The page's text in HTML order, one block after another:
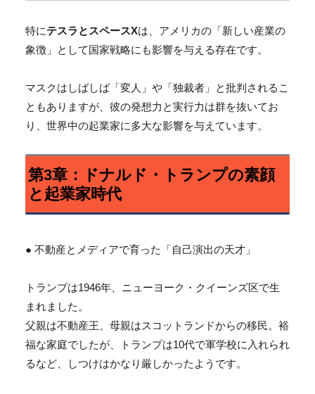
特にテスラとスペースXは、アメリカの「新しい産業の
象徴」として国家戦略にも影響を与える存在です。
マスクはしばしば「変人」や「独裁者」と批判されるこ
ともありますが、彼の発想力と実行力は群を抜いてお
り、世界中の起業家に多大な影響を与えています。
第3章：ドナルド・トランプの素顔
と起業家時代
● 不動産とメディアで育った「自己演出の天才」
トランプは1946年、ニューヨーク・クイーンズ区で生
まれました。
父親は不動産王、母親はスコットランドからの移民。裕
福な家庭でしたが、トランプは10代で軍学校に入れられ
るなど、しつけはかなり厳しかったようです。